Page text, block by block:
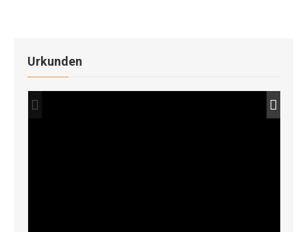
Urkunden